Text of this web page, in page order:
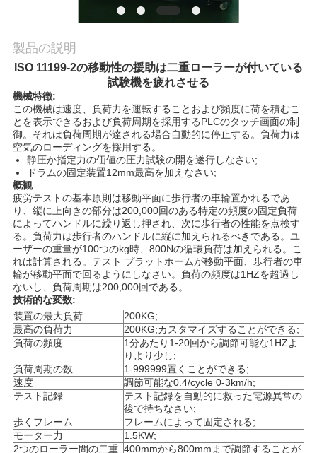
私
達
に
連
絡
し
な
さ
い
ニ
ュ
ー
ス
製品の説明
ISO 11199-2の移動性の援助は二重ローラーが付いている
試験機を疲れさせる
機械特徴:
この機械は速度、負荷力を運転することおよび頻度に荷を積むこ
とを表示できるおよび負荷周期を採用するPLCのタッチ画面の制
御。それは負荷周期が達される場合自動的に停止する。負荷力は
空気のローディングを採用する。
静圧か指定力の価値の圧力試験の開を遂行しなさい;
ドラムの固定装置12mm最高を加えなさい;
概観
疲労テストの基本原則は移動平面に歩行者の車輪置かれるであ
り、縦に上向きの部分は200,000回のある特定の頻度の固定負荷
によってハンドルに繰り返し押され、次に歩行者の性能を点検す
る。負荷力は歩行者のハンドルに縦に加えられるべきである。ユ
ーザーの重量が100つのkg時、800Nの循環負荷は加えられる。こ
れは計算される。テスト プラットホームが移動平面、歩行者の車
輪が移動平面で回るようにしなさい。負荷の頻度は1HZを超過し
ないし、負荷周期は200,000回である。
技術的な変数:
装置の最大負荷
200KG;
最高の負荷力
200KG;カスタマイズすることができる;
負荷の頻度
1分あたり1-20回から調節可能な1HZよ
りより少し;
負荷周期の数
1-999999置くことができる;
速度
調節可能な0.4/cycle 0-3km/h;
テスト記録
テスト記録を自動的に救った電源異常の
後で持ちなさい;
歩くフレーム
フレームによって固定される;
モーター力
1.5KW;
2つのローラー間の二重 400mmから800mmまで調節することが